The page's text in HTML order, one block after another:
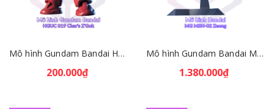
Mô hình Gundam Bandai HGUC 019 Char's Z'Gok 1/144 MS Gundam [GDB] [BHG]
200.000₫
Mô hình Gundam Bandai MG MSN-02 Zeong 1/100 MS Gundam [GDB] [BMG]
1.380.000₫